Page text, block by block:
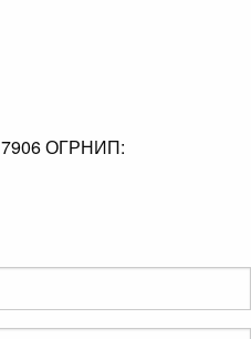
ОГРНИП: